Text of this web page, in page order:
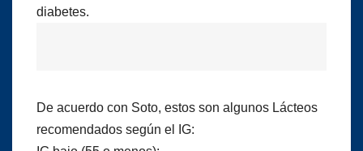
diabetes.
De acuerdo con Soto, estos son algunos Lácteos
recomendados según el IG: